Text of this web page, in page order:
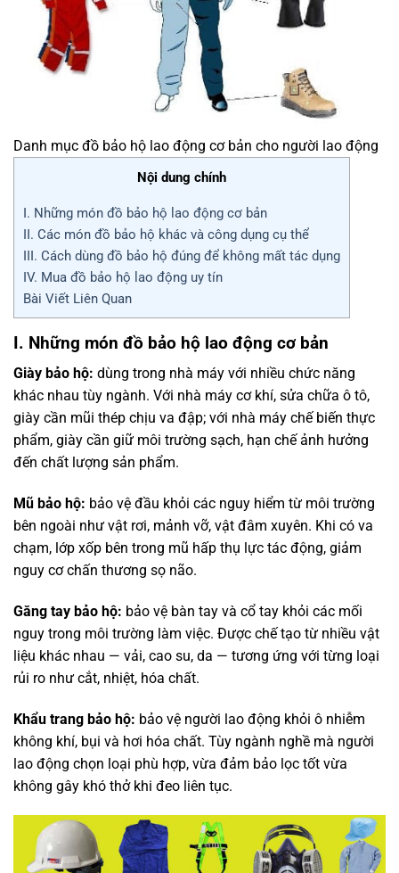
Danh mục đồ bảo hộ lao động cơ bản cho người lao động
Nội dung chính
I. Những món đồ bảo hộ lao động cơ bản
II. Các món đồ bảo hộ khác và công dụng cụ thể
III. Cách dùng đồ bảo hộ đúng để không mất tác dụng
IV. Mua đồ bảo hộ lao động uy tín
Bài Viết Liên Quan
I. Những món đồ bảo hộ lao động cơ bản
Giày bảo hộ: dùng trong nhà máy với nhiều chức năng
khác nhau tùy ngành. Với nhà máy cơ khí, sửa chữa ô tô,
giày cần mũi thép chịu va đập; với nhà máy chế biến thực
phẩm, giày cần giữ môi trường sạch, hạn chế ảnh hưởng
đến chất lượng sản phẩm.
Mũ bảo hộ: bảo vệ đầu khỏi các nguy hiểm từ môi trường
bên ngoài như vật rơi, mảnh vỡ, vật đâm xuyên. Khi có va
chạm, lớp xốp bên trong mũ hấp thụ lực tác động, giảm
nguy cơ chấn thương sọ não.
Găng tay bảo hộ: bảo vệ bàn tay và cổ tay khỏi các mối
nguy trong môi trường làm việc. Được chế tạo từ nhiều vật
liệu khác nhau — vải, cao su, da — tương ứng với từng loại
rủi ro như cắt, nhiệt, hóa chất.
Khẩu trang bảo hộ: bảo vệ người lao động khỏi ô nhiễm
không khí, bụi và hơi hóa chất. Tùy ngành nghề mà người
lao động chọn loại phù hợp, vừa đảm bảo lọc tốt vừa
không gây khó thở khi đeo liên tục.